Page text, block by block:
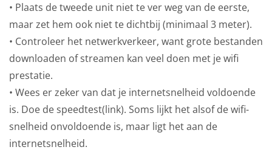
• Plaats de tweede unit niet te ver weg van de eerste,
maar zet hem ook niet te dichtbij (minimaal 3 meter).
• Controleer het netwerkverkeer, want grote bestanden
downloaden of streamen kan veel doen met je wifi
prestatie.
• Wees er zeker van dat je internetsnelheid voldoende
is. Doe de speedtest(link). Soms lijkt het alsof de wifi-
snelheid onvoldoende is, maar ligt het aan de
internetsnelheid.